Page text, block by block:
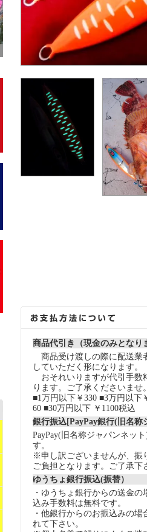
商品代引き（現金のみとなり
商品受け渡しの際に配送業
していただく形になります。
おそれいりますが代引手数
ります。ご了承くださいませ
■1万円以下￥330 ■3万円以下
60 ■30万円以下 ￥1100税込
銀行振込[PayPay銀行(旧名称
PayPay(旧名称ジャパンネッ
す。
※申し訳ございませんが、振
ご負担となります。ご了承下
ゆうちょ銀行振込(振替）
・ゆうちょ銀行からの送金
込み手数料は無料です。
・他銀行からのお振込みの場
れて下さい。